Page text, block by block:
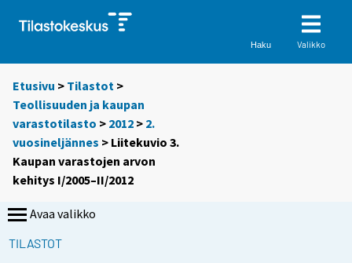
Haku Valikko
Etusivu > Tilastot >
Teollisuuden ja kaupan
varastotilasto > 2012 > 2.
vuosineljännes > Liitekuvio 3.
Kaupan varastojen arvon
kehitys I/2005–II/2012
Avaa valikko
TILASTOT